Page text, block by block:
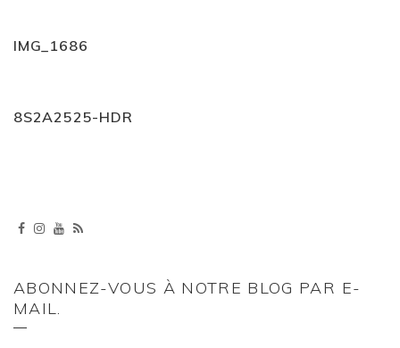
IMG_1686
8S2A2525-HDR
ABONNEZ-VOUS À NOTRE BLOG PAR E-
MAIL.